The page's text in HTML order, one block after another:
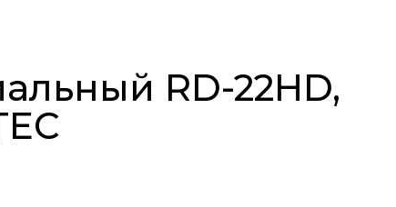
RD-22HD,